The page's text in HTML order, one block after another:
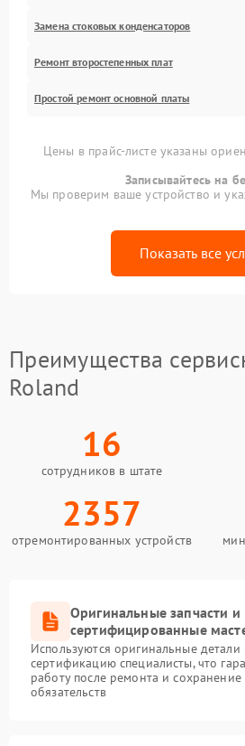
Замена стоковых конденсаторов
Ремонт второстепенных плат
Простой ремонт основной платы
Цены в прайс-листе указаны
Записывайтесь на
Мы проверим ваше устройство и
Показать все
Преимущества
Roland
16
сотрудников в штате
2357
отремонтированных устройств
Оригинальные запчасти и
сертифицированные
Используются оригинальные
сертификацию специалисты, что
работу после ремонта и
обязательств